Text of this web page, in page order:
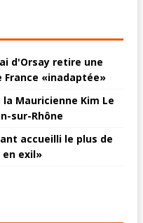
d'Orsay retire une
France «inadaptée»
Mauricienne Kim Le
sur-Rhône
accueilli le plus de
exil»